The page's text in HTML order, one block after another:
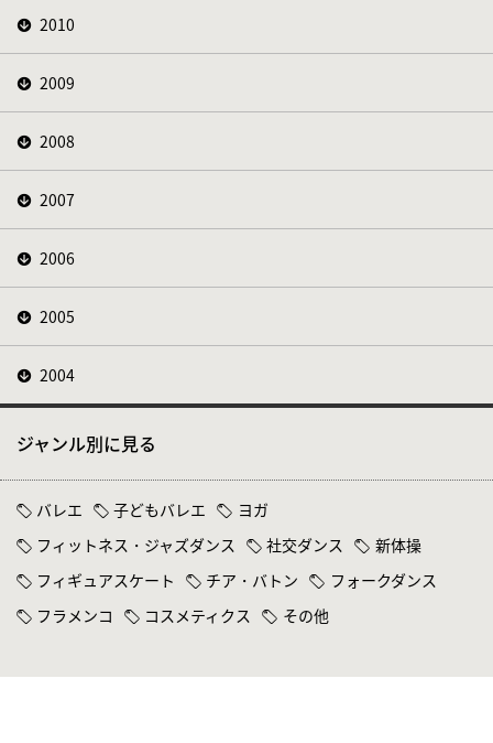
2010
2009
2008
2007
2006
2005
2004
ジャンル別に見る
バレエ 子どもバレエ
ヨガ
フィットネス・ジャズダンス
社交ダンス
新体操
フィギュアスケート
チア・バトン
フォークダンス
フラメンコ
コスメティクス その他